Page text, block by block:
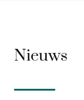
Nieuws